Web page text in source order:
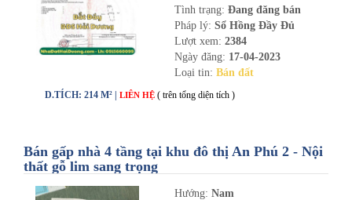
Tình trạng: Đang đăng bán
Pháp lý: Sổ Hồng Đầy Đủ
Lượt xem: 2384
Ngày đăng: 17-04-2023
Loại tin: Bán đất
D.TÍCH: 214 M² | LIÊN HỆ ( trên tổng diện tích )
Bán gấp nhà 4 tầng tại khu đô thị An Phú 2 - Nội
thất gỗ lim sang trọng
Hướng: Nam